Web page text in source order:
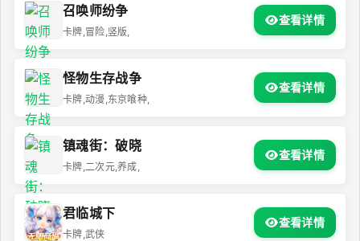
召唤师纷争
卡牌,冒险,竖版,
查看详情
怪物生存战争
卡牌,动漫,东京喰种,
查看详情
镇魂街：破晓
卡牌,二次元,养成,
查看详情
君临城下
卡牌,武侠
查看详情